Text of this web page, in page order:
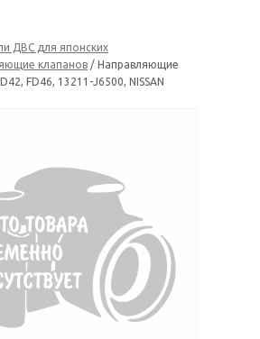
ДВС для японских
клапанов / Направляющие
FD46, 13211-J6500, NISSAN